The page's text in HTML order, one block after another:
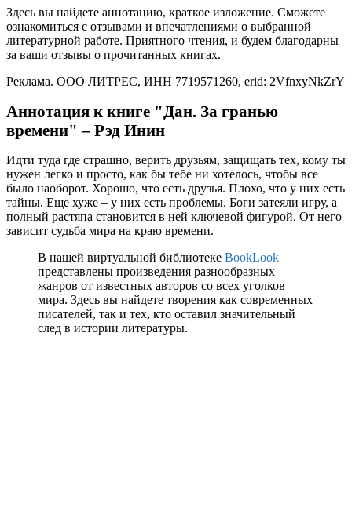
Здесь вы найдете аннотацию, краткое изложение. Сможете
ознакомиться с отзывами и впечатлениями о выбранной
литературной работе. Приятного чтения, и будем благодарны
за ваши отзывы о прочитанных книгах.
Реклама. ООО ЛИТРЕС, ИНН 7719571260, erid: 2VfnxyNkZrY
Аннотация к книге "Дан. За гранью
времени" – Рэд Инин
Идти туда где страшно, верить друзьям, защищать тех, кому ты
нужен легко и просто, как бы тебе ни хотелось, чтобы все
было наоборот. Хорошо, что есть друзья. Плохо, что у них есть
тайны. Еще хуже – у них есть проблемы. Боги затеяли игру, а
полный растяпа становится в ней ключевой фигурой. От него
зависит судьба мира на краю времени.
В нашей виртуальной библиотеке BookLook
представлены произведения разнообразных
жанров от известных авторов со всех уголков
мира. Здесь вы найдете творения как современных
писателей, так и тех, кто оставил значительный
след в истории литературы.